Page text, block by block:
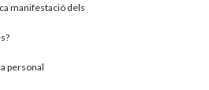
manifestació dels
personal